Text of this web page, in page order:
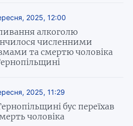
2025, 12:00
алкоголю
численними
та смертю чоловіка
2025, 11:29
бус переїхав
чоловіка